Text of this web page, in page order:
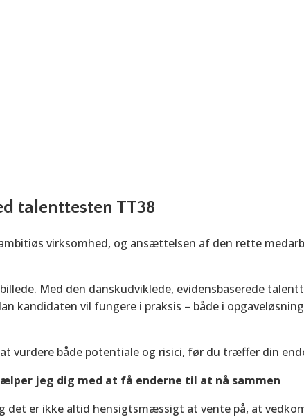
talenttesten TT38
virksomhed, og ansættelsen af den rette
Med den danskudviklede, evidensbaserede
kandidaten vil fungere i praksis – både i
vurdere både potentiale og risici, før du træffer din
jeg dig med at få enderne til at nå sammen
er ikke altid hensigtsmæssigt at vente på, at